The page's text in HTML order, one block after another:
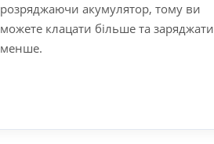
розряджаючи акумулятор, тому ви
можете клацати більше та заряджати
менше.